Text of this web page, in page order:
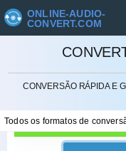
ONLINE-AUDIO-
CONVERT.COM
CONVERSÃO RÁPIDA E
Todos os formatos de